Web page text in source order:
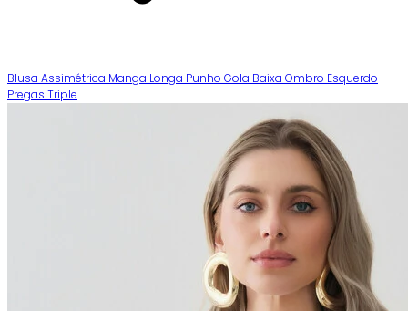
Blusa Assimétrica Manga Longa Punho Gola Baixa Ombro Esquerdo
Pregas Triple